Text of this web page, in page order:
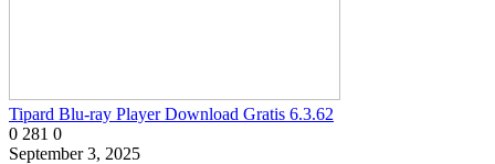
Tipard Blu-ray Player Download Gratis 6.3.62
0 281 0
September 3, 2025